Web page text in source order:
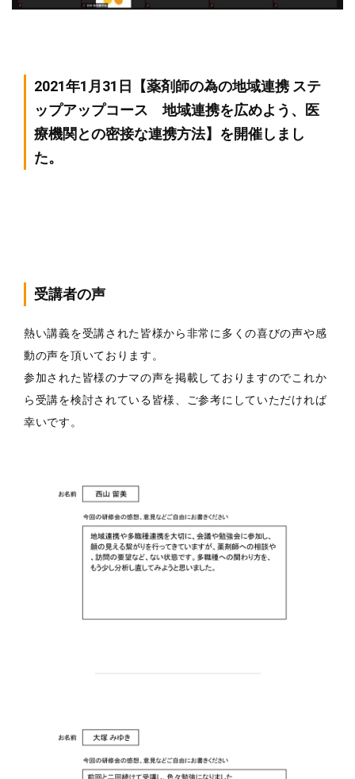
2021年1月31日【薬剤師の為の地域連携 ステ
ップアップコース 地域連携を広めよう、医
療機関との密接な連携方法】を開催しまし
た。
受講者の声
熱い講義を受講された皆様から非常に多くの喜びの声や感
動の声を頂いております。
参加された皆様のナマの声を掲載しておりますのでこれか
ら受講を検討されている皆様、ご参考にしていただければ
幸いです。